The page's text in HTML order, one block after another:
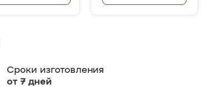
Сроки изготовления
от 7 дней